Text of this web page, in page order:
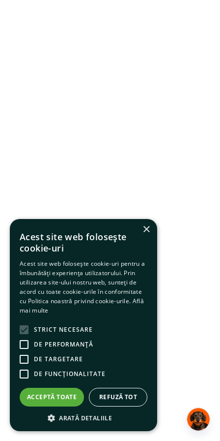
×
Acest site web folosește
cookie-uri
Acest site web folosește cookie-uri pentru a
îmbunătăți experiența utilizatorului. Prin
utilizarea site-ului nostru web, sunteți de
acord cu toate cookie-urile în conformitate
cu Politica noastră privind cookie-urile. Află
mai multe
STRICT NECESARE
DE PERFORMANȚĂ
DE TARGETARE
DE FUNCŢIONALITATE
ACCEPTĂ TOATE REFUZĂ TOT
ARATĂ DETALIILE